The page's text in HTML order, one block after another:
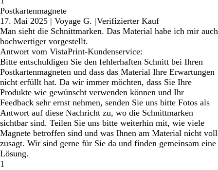
Postkartenmagnete
17. Mai 2025 | Voyage G. |Verifizierter Kauf
Man sieht die Schnittmarken. Das Material habe ich mir auch
hochwertiger vorgestellt.
Antwort vom VistaPrint-Kundenservice:
Bitte entschuldigen Sie den fehlerhaften Schnitt bei Ihren
Postkartenmagneten und dass das Material Ihre Erwartungen
nicht erfüllt hat. Da wir immer möchten, dass Sie Ihre
Produkte wie gewünscht verwenden können und Ihr
Feedback sehr ernst nehmen, senden Sie uns bitte Fotos als
Antwort auf diese Nachricht zu, wo die Schnittmarken
sichtbar sind. Teilen Sie uns bitte weiterhin mit, wie viele
Magnete betroffen sind und was Ihnen am Material nicht voll
zusagt. Wir sind gerne für Sie da und finden gemeinsam eine
Lösung.
1